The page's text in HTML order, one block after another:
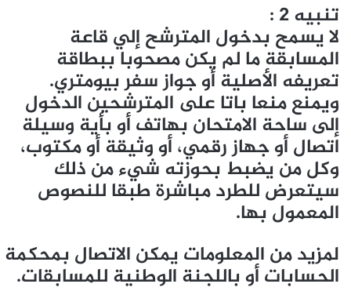
تنبيه 2 :
لا يسمح بدخول المترشح إلي قاعة
المسابقة ما لم يكن مصحوبا ببطاقة
تعريفه الأصلية أو جواز سفر بيومتري.
ويمنع منعا باتا على المترشحين الدخول
إلى ساحة الامتحان بهاتف أو بأية وسيلة
اتصال أو جهاز رقمي، أو وثيقة أو مكتوب،
وكل من يضبط بحوزته شيء من ذلك
سيتعرض للطرد مباشرة طبقا للنصوص
المعمول بها.
لمزيد من المعلومات يمكن الاتصال بمحكمة
الحسابات أو باللجنة الوطنية للمسابقات.